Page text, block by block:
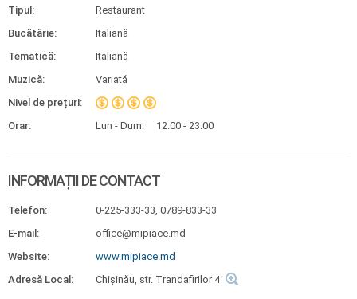
Tipul:
Restaurant
Bucătărie:
Italiană
Tematică:
Italiană
Muzică:
Variată
Nivel de prețuri:
Orar:
Lun - Dum: 12:00 - 23:00
INFORMAȚII DE CONTACT
Telefon:
0-225-333-33, 0789-833-33
E-mail:
office@mipiace.md
Website:
www.mipiace.md
Adresă Local:
Chişinău, str. Trandafirilor 4